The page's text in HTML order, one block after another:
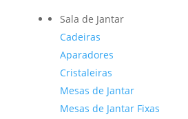
Sala de Jantar
Cadeiras
Aparadores
Cristaleiras
Mesas de Jantar
Mesas de Jantar Fixas